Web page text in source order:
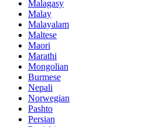
Malagasy
Malay
Malayalam
Maltese
Maori
Marathi
Mongolian
Burmese
Nepali
Norwegian
Pashto
Persian